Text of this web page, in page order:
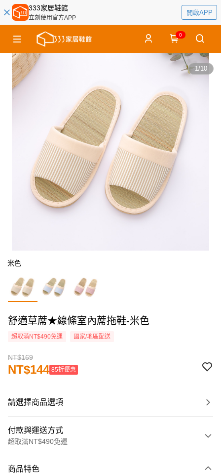
333家居鞋館
立刻使用官方APP
開啟APP
0
1/10
米色
舒適草蓆★線條室內蓆拖鞋-米色
超取滿NT$490免運 國家/地區配送
NT$169
NT$144 85折優惠
請選擇商品選項
付款與運送方式
超取滿NT$490免運
商品特色